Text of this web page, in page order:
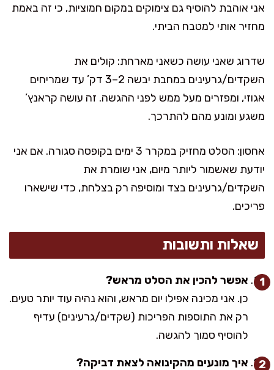
אני אוהבת להוסיף גם צימוקים במקום חמוציות, כי זה באמת
מחזיר אותי למטבח הביתי.
שדרוג שאני עושה כשאני מארחת: קולים את
השקדים/גרעינים במחבת יבשה 2–3 דק’ עד שמריחים
אגוזי, ומפזרים מעל ממש לפני ההגשה. זה עושה קראנץ’
משגע ומונע מהם להתרכך.
אחסון: הסלט מחזיק במקרר 3 ימים בקופסה סגורה. אם אני
יודעת שאשמור ליותר מיום, אני שומרת את
השקדים/גרעינים בצד ומוסיפה רק בצלחת, כדי שישארו
פריכים.
שאלות ותשובות
אפשר להכין את הסלט מראש?
כן. אני מכינה אפילו יום מראש, והוא נהיה עוד יותר טעים.
רק את התוספות הפריכות (שקדים/גרעינים) עדיף
להוסיף סמוך להגשה.
איך מונעים מהקינואה לצאת דביקה?